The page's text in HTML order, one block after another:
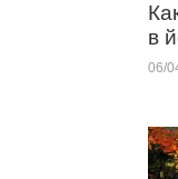
в
06/